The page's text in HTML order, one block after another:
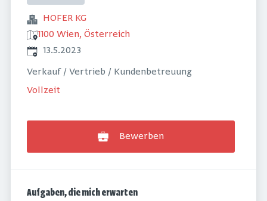
HOFER KG
1100 Wien, Österreich
Veröffentlicht
13.5.2023
Verkauf / Vertrieb / Kundenbetreuung
Vollzeit
Bewerben
Aufgaben, die mich erwarten